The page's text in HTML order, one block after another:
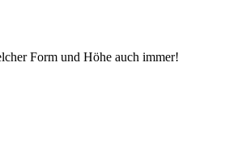
Form und Höhe auch immer!